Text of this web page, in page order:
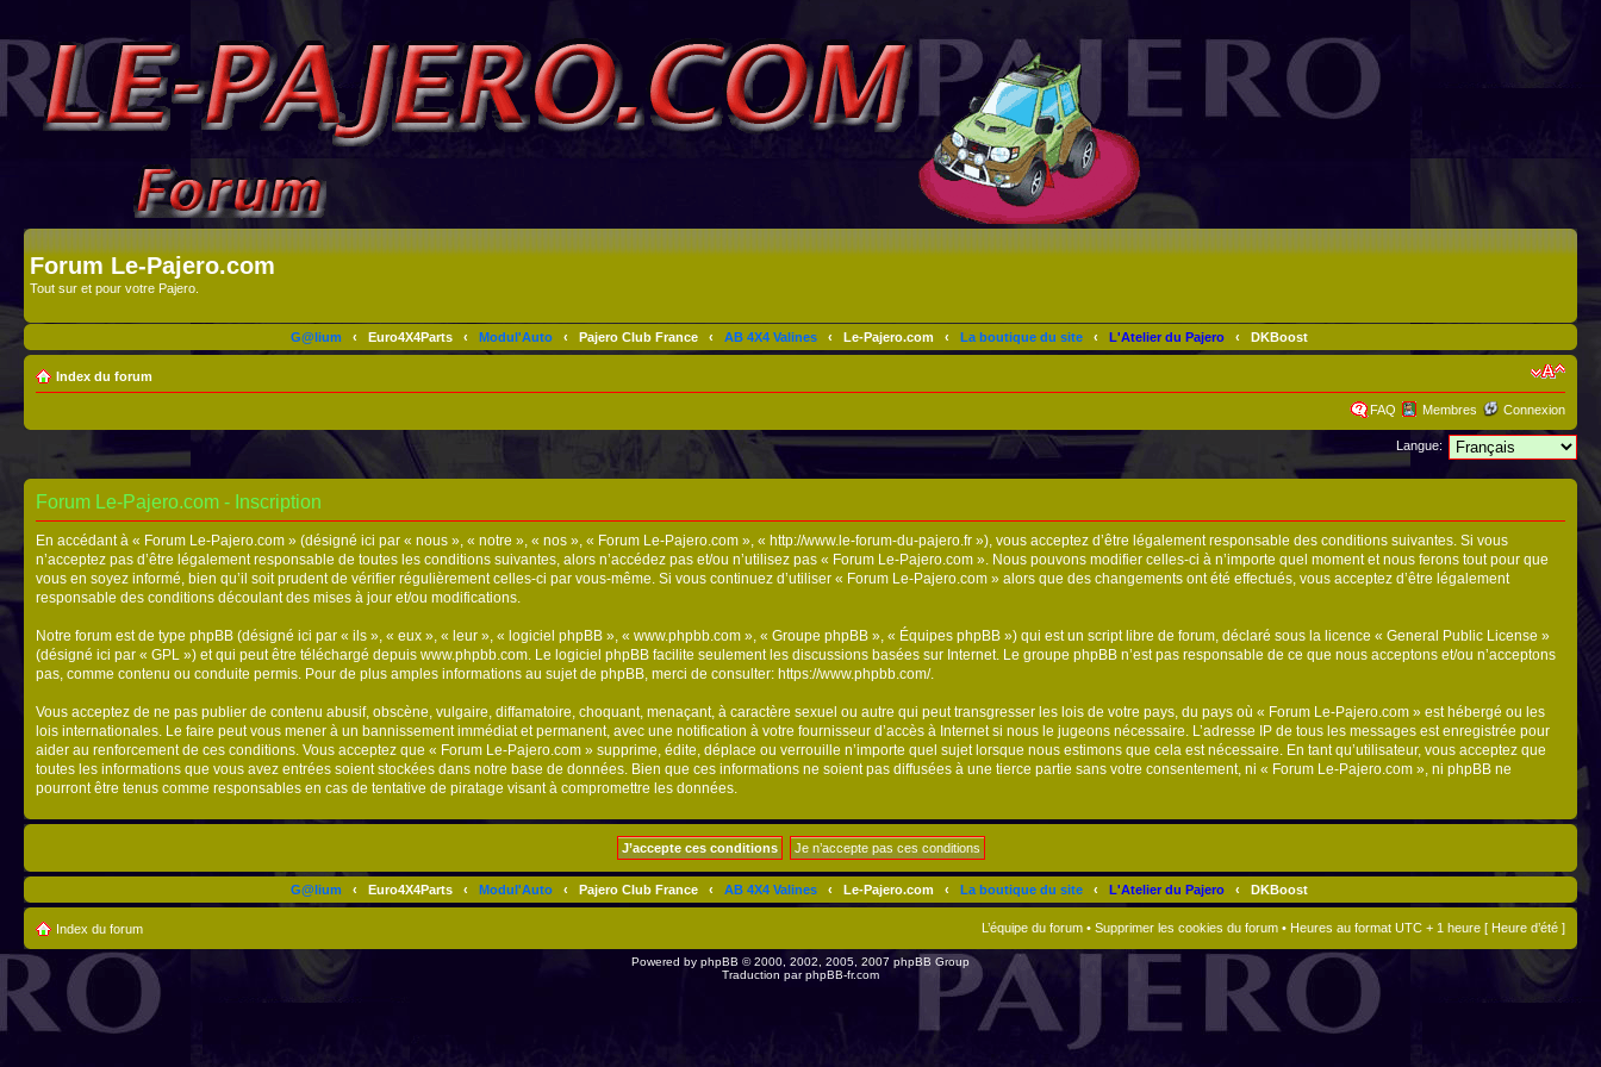
Forum Le-Pajero.com
Tout sur et pour votre Pajero.
G@lium ‹ Euro4X4Parts ‹ Modul'Auto ‹ Pajero Club France ‹ AB 4X4 Valines ‹ Le-Pajero.com ‹ La boutique du site ‹ L'Atelier du Pajero ‹ DKBoost
Index du forum
FAQ Membres Connexion
Langue:
Forum Le-Pajero.com - Inscription
En accédant à « Forum Le-Pajero.com » (désigné ici par « nous », « notre », « nos », « Forum Le-Pajero.com », « http://www.le-forum-du-pajero.fr »), vous acceptez d’être légalement responsable des conditions suivantes. Si vous
n’acceptez pas d’être légalement responsable de toutes les conditions suivantes, alors n’accédez pas et/ou n’utilisez pas « Forum Le-Pajero.com ». Nous pouvons modifier celles-ci à n’importe quel moment et nous ferons tout pour que
vous en soyez informé, bien qu’il soit prudent de vérifier régulièrement celles-ci par vous-même. Si vous continuez d’utiliser « Forum Le-Pajero.com » alors que des changements ont été effectués, vous acceptez d’être légalement
responsable des conditions découlant des mises à jour et/ou modifications.
Notre forum est de type phpBB (désigné ici par « ils », « eux », « leur », « logiciel phpBB », « www.phpbb.com », « Groupe phpBB », « Équipes phpBB ») qui est un script libre de forum, déclaré sous la licence « General Public License »
(désigné ici par « GPL ») et qui peut être téléchargé depuis www.phpbb.com. Le logiciel phpBB facilite seulement les discussions basées sur Internet. Le groupe phpBB n’est pas responsable de ce que nous acceptons et/ou n’acceptons
pas, comme contenu ou conduite permis. Pour de plus amples informations au sujet de phpBB, merci de consulter: https://www.phpbb.com/.
Vous acceptez de ne pas publier de contenu abusif, obscène, vulgaire, diffamatoire, choquant, menaçant, à caractère sexuel ou autre qui peut transgresser les lois de votre pays, du pays où « Forum Le-Pajero.com » est hébergé ou les
lois internationales. Le faire peut vous mener à un bannissement immédiat et permanent, avec une notification à votre fournisseur d’accès à Internet si nous le jugeons nécessaire. L’adresse IP de tous les messages est enregistrée pour
aider au renforcement de ces conditions. Vous acceptez que « Forum Le-Pajero.com » supprime, édite, déplace ou verrouille n’importe quel sujet lorsque nous estimons que cela est nécessaire. En tant qu’utilisateur, vous acceptez que
toutes les informations que vous avez entrées soient stockées dans notre base de données. Bien que ces informations ne soient pas diffusées à une tierce partie sans votre consentement, ni « Forum Le-Pajero.com », ni phpBB ne
pourront être tenus comme responsables en cas de tentative de piratage visant à compromettre les données.
G@lium ‹ Euro4X4Parts ‹ Modul'Auto ‹ Pajero Club France ‹ AB 4X4 Valines ‹ Le-Pajero.com ‹ La boutique du site ‹ L'Atelier du Pajero ‹ DKBoost
Index du forum L’équipe du forum • Supprimer les cookies du forum • Heures au format UTC + 1 heure [ Heure d’été ]
Powered by phpBB © 2000, 2002, 2005, 2007 phpBB Group
Traduction parphpBB-fr.com